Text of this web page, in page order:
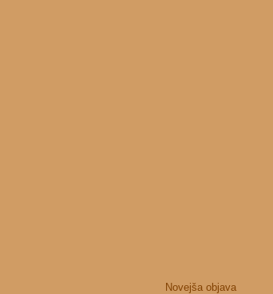
Novejša objava